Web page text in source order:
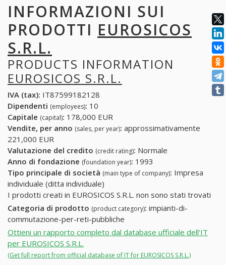
INFORMAZIONI SUI
PRODOTTI EUROSICOS
S.R.L.
PRODUCTS INFORMATION
EUROSICOS S.R.L.
IVA (tax): IT87599182128
Dipendenti (employees): 10
Capitale (capital): 178,000 EUR
Vendite, per anno (sales, per year): approssimativamente
221,000 EUR
Valutazione del credito (credit rating): Normale
Anno di fondazione (foundation year): 1993
Tipo principale di società (main type of company): Impresa
individuale (ditta individuale)
I prodotti creati in EUROSICOS S.R.L. non sono stati trovati
Categoria di prodotto (product category): impianti-di-
commutazione-per-reti-pubbliche
Ottieni un rapporto completo dal database ufficiale dell'IT
per EUROSICOS S.R.L.
(Get full report from official database of IT for EUROSICOS S.R.L.)